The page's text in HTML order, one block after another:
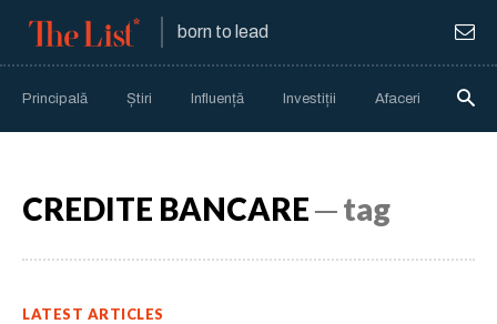
born to lead
Principală Știri Influență Investiții Afaceri
CREDITE BANCARE─ tag
LATEST ARTICLES